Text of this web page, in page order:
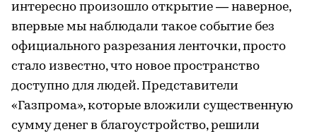
интересно произошло открытие — наверное,
впервые мы наблюдали такое событие без
официального разрезания ленточки, просто
стало известно, что новое пространство
доступно для людей. Представители
«Газпрома», которые вложили существенную
сумму денег в благоустройство, решили